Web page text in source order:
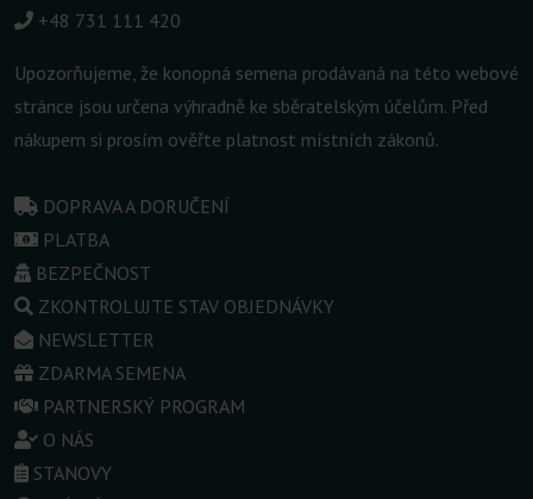
+48 731 111 420
Upozorňujeme, že konopná semena prodávaná na této webové
stránce jsou určena výhradně ke sběratelským účelům. Před
nákupem si prosím ověřte platnost místních zákonů.
DOPRAVA A DORUČENÍ
PLATBA
BEZPEČNOST
ZKONTROLUJTE STAV OBJEDNÁVKY
NEWSLETTER
ZDARMA SEMENA
PARTNERSKÝ PROGRAM
O NÁS
STANOVY